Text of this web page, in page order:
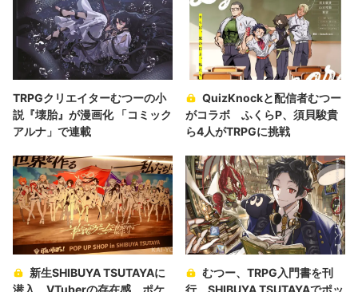
TRPGクリエイターむつーの小
説『壊胎』が漫画化 「コミック
アルナ」で連載
QuizKnockと配信者むつー
がコラボ ふくらP、須貝駿貴
ら4人がTRPGに挑戦
新生SHIBUYA TSUTAYAに
潜入 VTuberの存在感、ポケ
むつー、TRPG入門書を刊
行 SHIBUYA TSUTAYAでポッ